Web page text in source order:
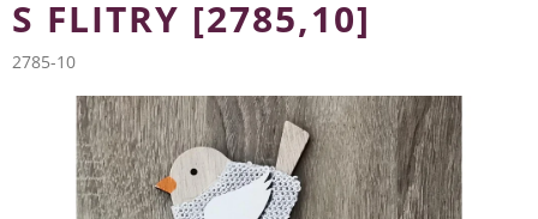
S FLITRY [2785,10]
2785-10